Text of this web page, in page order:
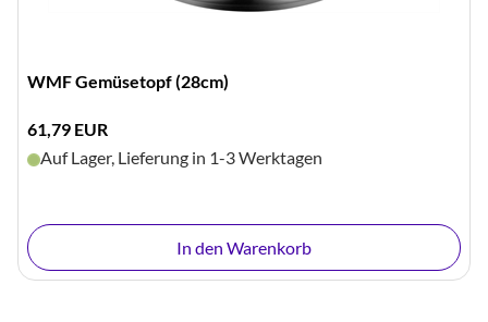
WMF Gemüsetopf (28cm)
61,79 EUR
Auf Lager, Lieferung in 1-3 Werktagen
In den Warenkorb